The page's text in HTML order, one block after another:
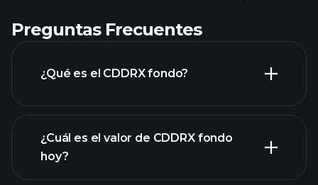
Preguntas Frecuentes
¿Qué es el CDDRX fondo?
¿Cuál es el valor de CDDRX fondo
hoy?